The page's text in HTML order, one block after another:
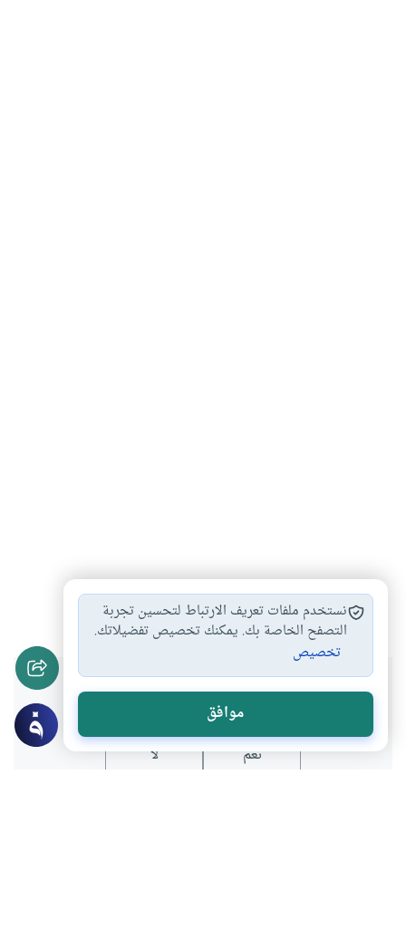
فقه #الصلاة
هل انتفعت بهذا المحتوى؟
نعم لا
نستخدم ملفات تعريف الارتباط لتحسين تجربة
التصفح الخاصة بك. يمكنك تخصيص تفضيلاتك.
تخصيص
موافق